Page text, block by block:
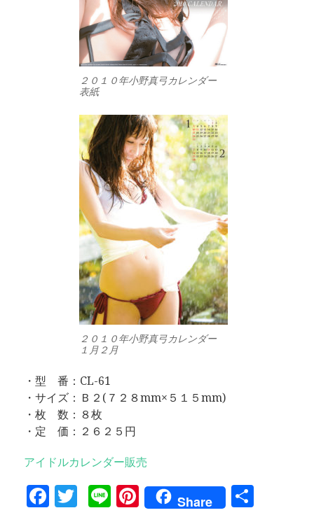
２０１０年小野真弓カレンダー
表紙
２０１０年小野真弓カレンダー
１月２月
・型 番：CL-61
・サイズ：Ｂ２(７２８mm×５１５mm)
・枚 数：８枚
・定 価：２６２５円
アイドルカレンダー販売
Facebook
Twitter
LinePinterest
Share
共